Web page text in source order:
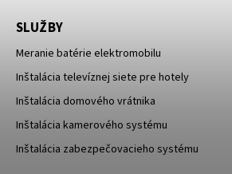
SLUŽBY
Meranie batérie elektromobilu
Inštalácia televíznej siete pre hotely
Inštalácia domového vrátnika
Inštalácia kamerového systému
Inštalácia zabezpečovacieho systému